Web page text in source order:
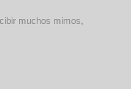
muchos mimos,